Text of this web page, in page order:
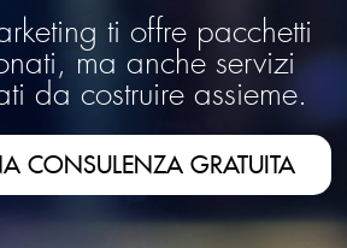
ti offre pacchetti
ma anche servizi
da costruire assieme.
CONSULENZA GRATUITA